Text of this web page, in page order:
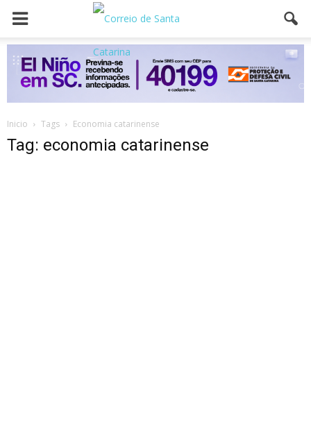
Inicio Tags Economia catarinense
Tag: economia catarinense